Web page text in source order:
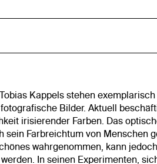
Kappels stehen
Bilder. Aktuell
irisierender Farben. Das
sein Farbreichtum von Menschen
wahrgenommen, kann
In seinen Experimenten,